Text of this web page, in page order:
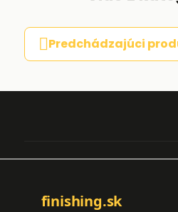
Predchádzajúci
finishing.sk